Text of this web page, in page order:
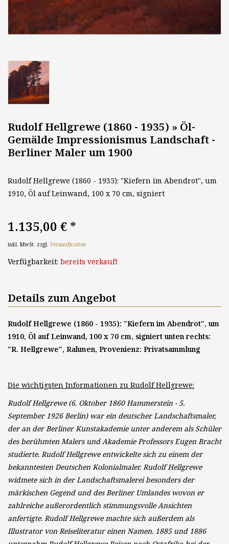
Rudolf Hellgrewe (1860 - 1935) » Öl-
Gemälde Impressionismus Landschaft -
Berliner Maler um 1900
Rudolf Hellgrewe (1860 - 1935): "Kiefern im Abendrot", um
1910, Öl auf Leinwand, 100 x 70 cm, signiert
1.135,00 € *
inkl. MwSt. zzgl. Versandkosten
Verfügbarkeit: bereits verkauft
Details zum Angebot
Rudolf Hellgrewe (1860 - 1935): "Kiefern im Abendrot", um
1910, Öl auf Leinwand, 100 x 70 cm, signiert unten rechts:
"R. Hellgrewe", Rahmen, Provenienz: Privatsammlung
Die wichtigsten Informationen zu Rudolf Hellgrewe:
Rudolf Hellgrewe (6. Oktober 1860 Hammerstein - 5.
September 1926 Berlin) war ein deutscher Landschaftsmaler,
der an der Berliner Kunstakademie unter anderem als Schüler
des berühmten Malers und Akademie Professors Eugen Bracht
studierte. Rudolf Hellgrewe entwickelte sich zu einem der
bekanntesten Deutschen Kolonialmaler. Rudolf Hellgrewe
widmete sich in der Landschaftsmalerei besonders der
märkischen Gegend und des Berliner Umlandes wovon er
zahlreiche außerordentlich stimmungsvolle Ansichten
anfertigte. Rudolf Hellgrewe machte sich außerdem als
Illustrator von Reiseliteratur einen Namen. 1885 und 1886